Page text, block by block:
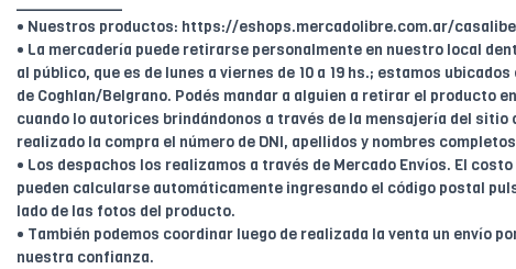
• Nuestros productos: https://eshops.mercadolibre.com.ar/
• La mercadería puede retirarse personalmente en nuestro local
al público, que es de lunes a viernes de 10 a 19 hs.; estamos
de Coghlan/Belgrano. Podés mandar a alguien a retirar el producto
cuando lo autorices brindándonos a través de la mensajería del sitio
realizado la compra el número de DNI, apellidos y nombres
• Los despachos los realizamos a través de Mercado Envíos. El
pueden calcularse automáticamente ingresando el código postal
lado de las fotos del producto.
• También podemos coordinar luego de realizada la venta un envío
nuestra confianza.